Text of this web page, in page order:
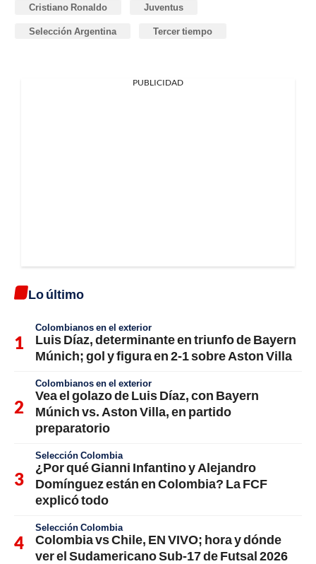
Cristiano Ronaldo Juventus
Selección Argentina Tercer tiempo
PUBLICIDAD
Lo último
Colombianos en el exterior
Luis Díaz, determinante en triunfo de Bayern
Múnich; gol y figura en 2-1 sobre Aston Villa
Colombianos en el exterior
Vea el golazo de Luis Díaz, con Bayern
Múnich vs. Aston Villa, en partido
preparatorio
Selección Colombia
¿Por qué Gianni Infantino y Alejandro
Domínguez están en Colombia? La FCF
explicó todo
Selección Colombia
Colombia vs Chile, EN VIVO; hora y dónde
ver el Sudamericano Sub-17 de Futsal 2026